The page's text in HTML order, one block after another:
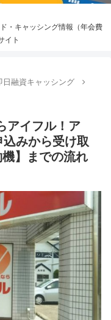
・キャッシング情報（年会費
イト
融資キャッシング
アイフル！ア
みから受け取
】までの流れ